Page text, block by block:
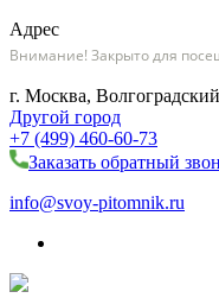
Адрес
Внимание! Закрыто для
г. Москва,
Другой город
+7 (499) 460-60-73
Заказать обратный
info@svoy-pitomnik.ru